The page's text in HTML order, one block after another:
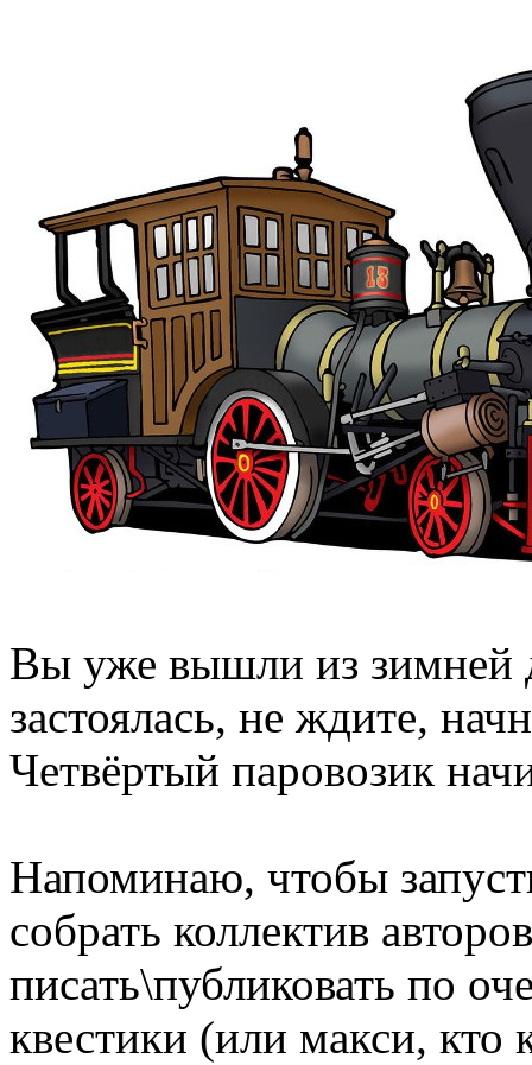
Вы уже вышли из зимней
застоялась, не ждите,
Четвёртый паровозик
Напоминаю, чтобы
собрать коллектив
писать\публиковать по
квестики (или макси, кто